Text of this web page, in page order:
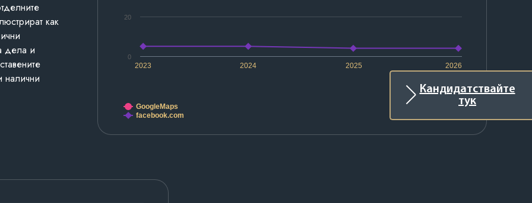
Кандидатствайте
тук
2023 2024 2025 2026
0
20
GoogleMaps
facebook.com
как
дела и
налични